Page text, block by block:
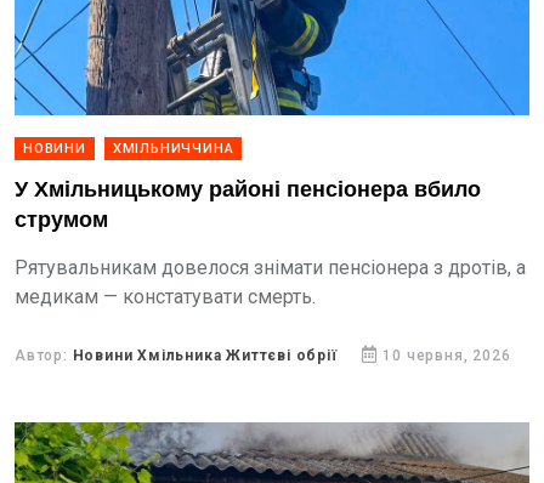
НОВИНИ ХМІЛЬНИЧЧИНА
У Хмільницькому районі пенсіонера вбило
струмом
Рятувальникам довелося знімати пенсіонера з дротів, а
медикам — констатувати смерть.
Автор: Новини Хмільника Життєві обрії 10 червня, 2026